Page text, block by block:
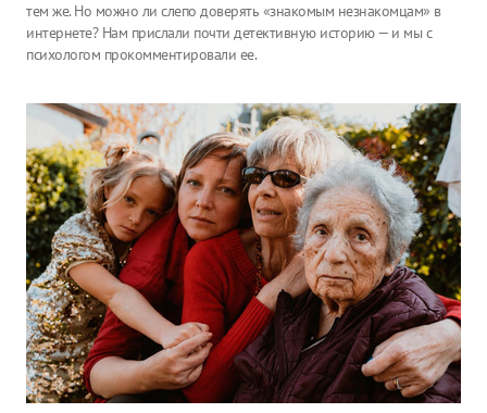
тем же. Но можно ли слепо доверять «знакомым незнакомцам» в
интернете? Нам прислали почти детективную историю — и мы с
психологом прокомментировали ее.